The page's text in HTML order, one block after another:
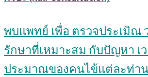
พบแพทย์ เพื่อ ตรวจประเมิณ
รักษาที่เหมาะสม กับปัญหา เ
ประมาณของคนไข้แต่ละท่า